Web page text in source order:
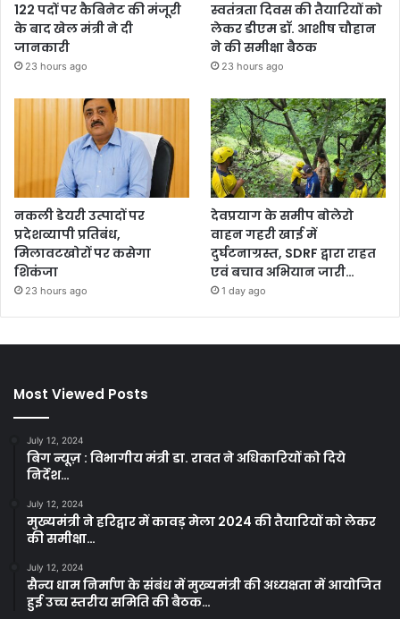
122 पदों पर कैबिनेट की मंजूरी
के बाद खेल मंत्री ने दी
जानकारी
23 hours ago
स्वतंत्रता दिवस की तैयारियों को
लेकर डीएम डॉ. आशीष चौहान
ने की समीक्षा बैठक
23 hours ago
नकली डेयरी उत्पादों पर
प्रदेशव्यापी प्रतिबंध,
मिलावटखोरों पर कसेगा
शिकंजा
23 hours ago
देवप्रयाग के समीप बोलेरो
वाहन गहरी खाई में
दुर्घटनाग्रस्त, SDRF द्वारा राहत
एवं बचाव अभियान जारी…
1 day ago
Most Viewed Posts
July 12, 2024
बिग न्यूज़ : विभागीय मंत्री डा. रावत ने अधिकारियों को दिये
निर्देश…
July 12, 2024
मुख्यमंत्री ने हरिद्वार में कावड़ मेला 2024 की तैयारियों को लेकर
की समीक्षा…
July 12, 2024
सैन्य धाम निर्माण के संबंध में मुख्यमंत्री की अध्यक्षता में आयोजित
हुई उच्च स्तरीय समिति की बैठक…